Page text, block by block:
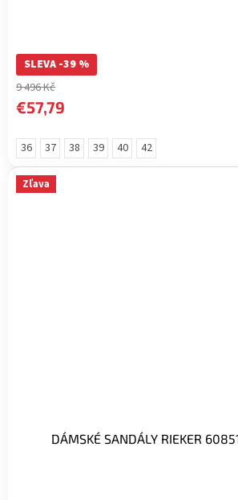
SLEVA -39 %
9 496 Kč
€57,79
36 37 38 39 40 42
Zľava
DÁMSKÉ SANDÁLY RIEKER